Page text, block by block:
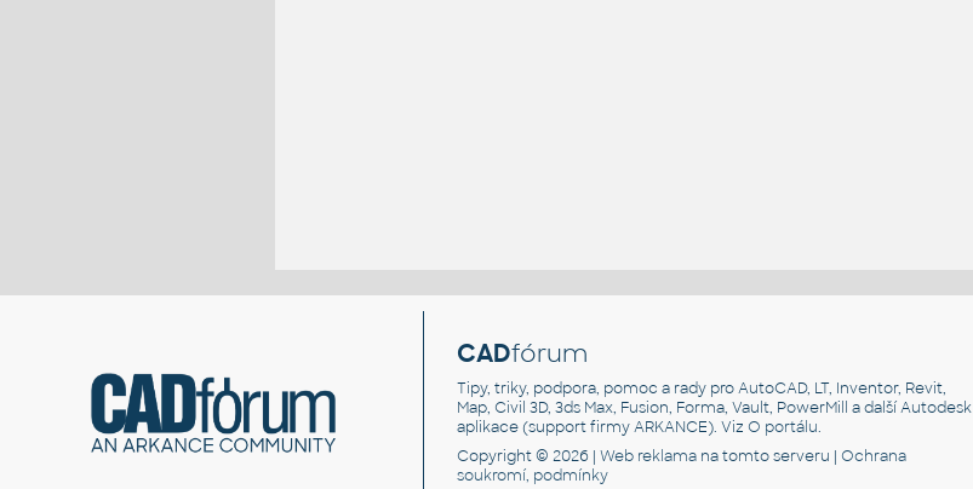
CADfórum
Tipy, triky, podpora, pomoc a rady pro AutoCAD, LT, Inventor, Revit,
Map, Civil 3D, 3ds Max, Fusion, Forma, Vault, PowerMill a další Autodesk
aplikace (support firmy ARKANCE). VizO portálu.
Copyright © 2026 |Web reklama na tomto serveru |Ochrana
soukromí, podmínky